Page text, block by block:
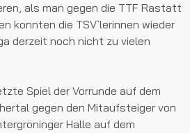
als man gegen die TTF Rastatt
konnten die TSV`lerinnen wieder
derzeit noch nicht zu vielen
Spiel der Vorrunde auf dem
gegen den Mitaufsteiger von
Halle auf dem